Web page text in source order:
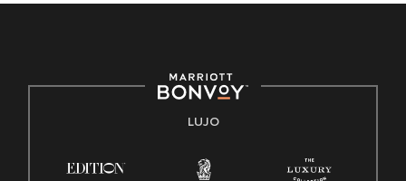
Derecho a trabajar inglés/español
Conozca sus derechos
Ley de licencia familiar y médica (FMLA)
LUJO